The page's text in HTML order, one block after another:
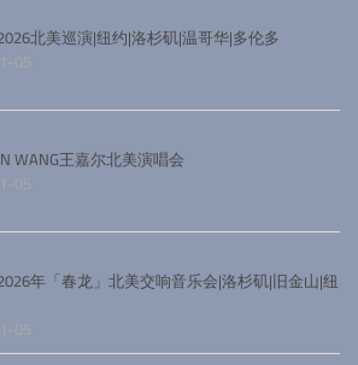
北美巡演|纽约|洛杉矶|温哥华|多伦多
05
WANG王嘉尔北美演唱会
05
年「春龙」北美交响音乐会|洛杉矶|旧金山|纽
05